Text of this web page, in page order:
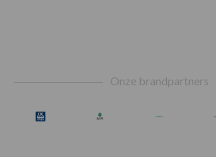
Onze brandpartners